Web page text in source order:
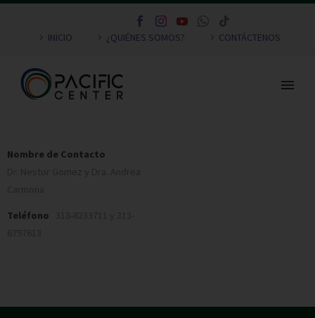
INICIO ¿QUIÉNES SOMOS? CONTÁCTENOS
Nombre de Contacto
Teléfono